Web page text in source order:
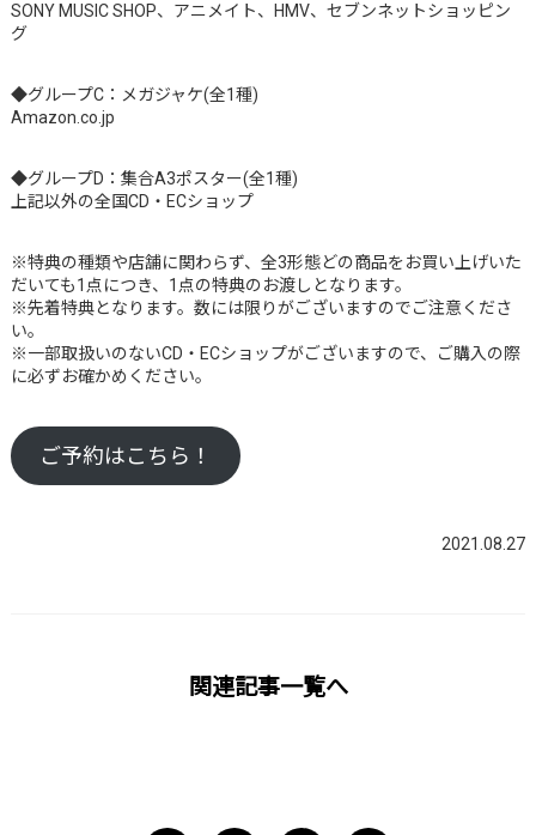
SONY MUSIC SHOP、アニメイト、HMV、セブンネットショッピン
グ
◆グループC：メガジャケ(全1種)
Amazon.co.jp
◆グループD：集合A3ポスター(全1種)
上記以外の全国CD・ECショップ
※特典の種類や店舗に関わらず、全3形態どの商品をお買い上げいた
だいても1点につき、1点の特典のお渡しとなります。
※先着特典となります。数には限りがございますのでご注意くださ
い。
※一部取扱いのないCD・ECショップがございますので、ご購入の際
に必ずお確かめください。
ご予約はこちら！
2021.08.27
関連記事一覧へ